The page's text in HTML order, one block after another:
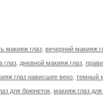
макияж глаз вечерний макияж
глаз дневной макияж глаз
глаз нависшее веко темный
для брюнеток макияж глаз